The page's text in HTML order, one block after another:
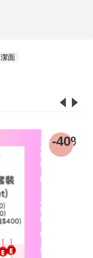
潔面
-40%